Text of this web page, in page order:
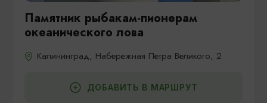
Памятник рыбакам-пионерам
океанического лова
Калининград, Набережная Петра Великого, 2
ДОБАВИТЬ В МАРШРУТ